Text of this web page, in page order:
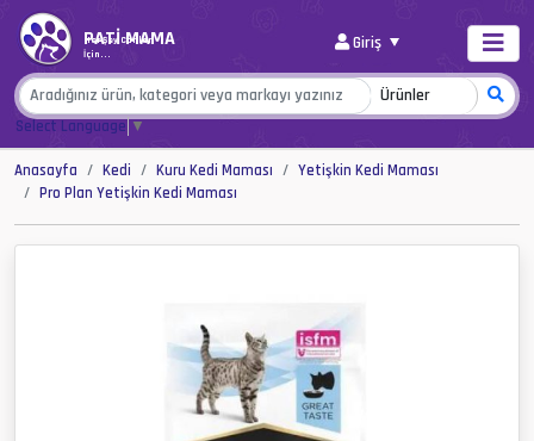
PATİ MAMA
Her Şey Canlar
İçin...
Giriş
Select Language▼
Anasayfa Kedi Kuru Kedi Maması
Yetişkin Kedi Maması
Pro Plan Yetişkin Kedi Maması